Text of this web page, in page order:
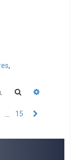
,
Pesquisar
15